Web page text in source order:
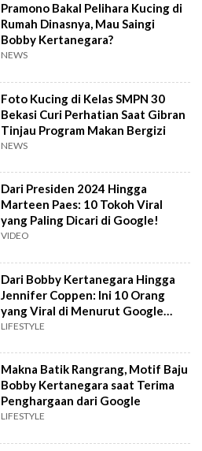
Pramono Bakal Pelihara Kucing di
Rumah Dinasnya, Mau Saingi
Bobby Kertanegara?
NEWS
Foto Kucing di Kelas SMPN 30
Bekasi Curi Perhatian Saat Gibran
Tinjau Program Makan Bergizi
NEWS
Dari Presiden 2024 Hingga
Marteen Paes: 10 Tokoh Viral
yang Paling Dicari di Google!
VIDEO
Dari Bobby Kertanegara Hingga
Jennifer Coppen: Ini 10 Orang
yang Viral di Menurut Google
2024
LIFESTYLE
Makna Batik Rangrang, Motif Baju
Bobby Kertanegara saat Terima
Penghargaan dari Google
LIFESTYLE